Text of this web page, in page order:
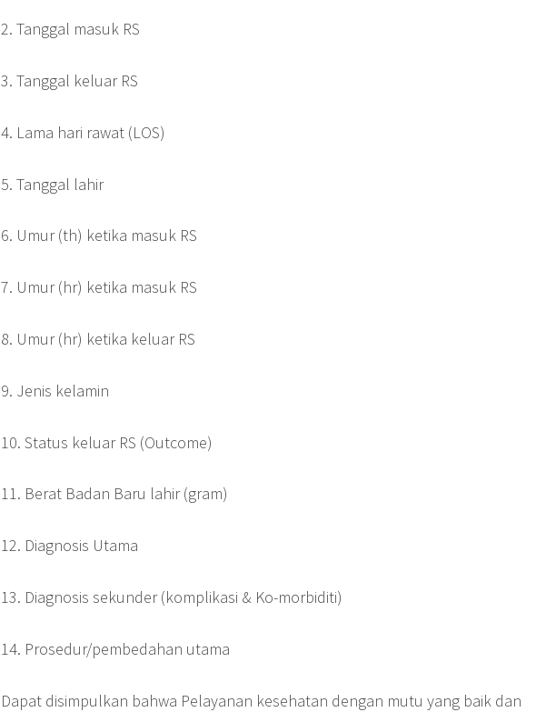
2. Tanggal masuk RS
3. Tanggal keluar RS
4. Lama hari rawat (LOS)
5. Tanggal lahir
6. Umur (th) ketika masuk RS
7. Umur (hr) ketika masuk RS
8. Umur (hr) ketika keluar RS
9. Jenis kelamin
10. Status keluar RS (Outcome)
11. Berat Badan Baru lahir (gram)
12. Diagnosis Utama
13. Diagnosis sekunder (komplikasi & Ko-morbiditi)
14. Prosedur/pembedahan utama
Dapat disimpulkan bahwa Pelayanan kesehatan dengan mutu yang baik dan